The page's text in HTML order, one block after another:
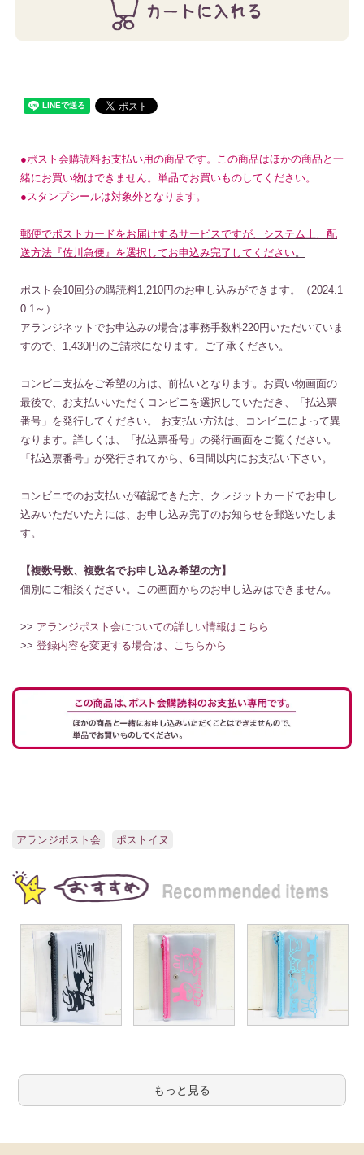
●ポスト会購読料お支払い用の商品です。この商品はほかの商品と一
緒にお買い物はできません。単品でお買いものしてください。
●スタンプシールは対象外となります。
郵便でポストカードをお届けするサービスですが、システム上、配
送方法『佐川急便』を選択してお申込み完了してください。
ポスト会10回分の購読料1,210円のお申し込みができます。（2024.1
0.1～）
アランジネットでお申込みの場合は事務手数料220円いただいていま
すので、1,430円のご請求になります。ご了承ください。
コンビニ支払をご希望の方は、前払いとなります。お買い物画面の
最後で、お支払いいただくコンビニを選択していただき、「払込票
番号」を発行してください。 お支払い方法は、コンビニによって異
なります。詳しくは、「払込票番号」の発行画面をご覧ください。
「払込票番号」が発行されてから、6日間以内にお支払い下さい。
コンビニでのお支払いが確認できた方、クレジットカードでお申し
込みいただいた方には、お申し込み完了のお知らせを郵送いたしま
す。
【複数号数、複数名でお申し込み希望の方】
個別にご相談ください。この画面からのお申し込みはできません。
>> アランジポスト会についての詳しい情報はこちら
>> 登録内容を変更する場合は、こちらから
アランジポスト会 ポストイヌ
もっと見る